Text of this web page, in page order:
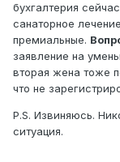
бухгалтерия
санаторное
премиальные.
заявление на
вторая жена тоже
что не
Р.S. Извиняюсь.
ситуация.